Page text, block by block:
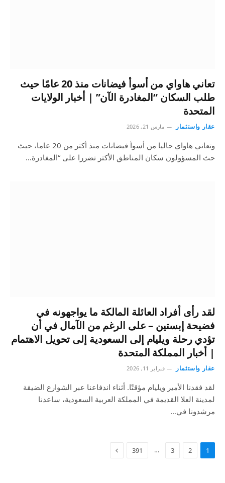
تعاني هاواي من أسوأ فيضانات منذ 20 عامًا حيث
طلب السكان “المغادرة الآن” | أخبار الولايات
المتحدة
عقار واستثمار مارس 21, 2026
وتعاني هاواي حاليا من أسوأ فيضانات منذ أكثر من 20 عاما، حيث
حث المسؤولون سكان المناطق الأكثر تضررا على “المغادرة…
لقد رأى أفراد العائلة المالكة ما يواجهونه في
فضيحة إبستين – على الرغم من الآمال في أن
تؤدي رحلة ويليام إلى السعودية إلى تحويل الاهتمام
| أخبار المملكة المتحدة
عقار واستثمار فبراير 11, 2026
لقد فقدنا الأمير ويليام مؤقتًا. أثناء اندفاعنا عبر الشوارع الضيقة
لمدينة العلا القديمة في المملكة العربية السعودية، ساعدنا
مرشدونا في…
1
2
3
…
391